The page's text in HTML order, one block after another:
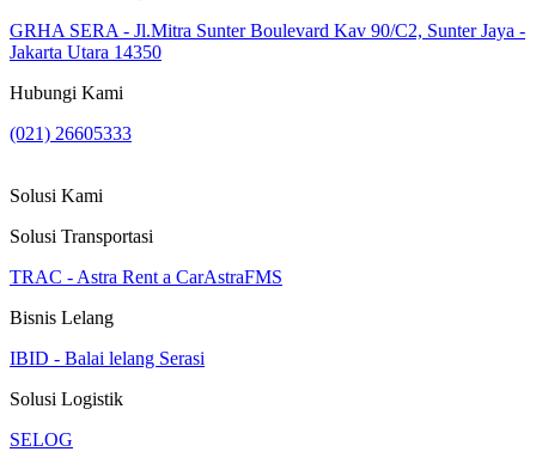
GRHA SERA - Jl.Mitra Sunter Boulevard Kav 90/C2, Sunter Jaya -
Jakarta Utara 14350
Hubungi Kami
(021) 26605333
Solusi Kami
Solusi Transportasi
TRAC - Astra Rent a CarAstraFMS
Bisnis Lelang
IBID - Balai lelang Serasi
Solusi Logistik
SELOG